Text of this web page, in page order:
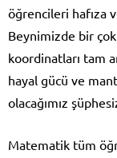
öğrencileri hafıza
Beynimizde bir
koordinatları tam
hayal gücü ve
olacağımız
Matematik tüm